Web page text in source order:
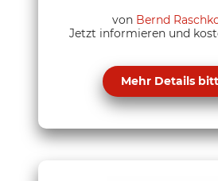
von Bernd
Jetzt informieren und
Mehr Details